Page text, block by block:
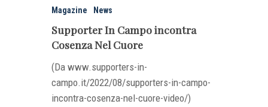
Magazine News
Supporter In Campo incontra
Cosenza Nel Cuore
(Da www.supporters-in-
campo.it/2022/08/supporters-in-campo-
incontra-cosenza-nel-cuore-video/)